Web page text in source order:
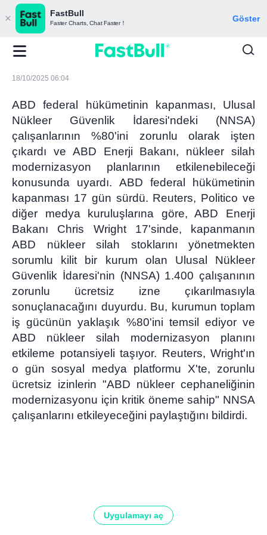
FastBull
Faster Charts, Chat Faster！ Göster
18/10/2025 06:04
ABD federal hükümetinin kapanması, Ulusal
Nükleer Güvenlik İdaresi'ndeki (NNSA)
çalışanlarının %80'ini zorunlu olarak işten
çıkardı ve ABD Enerji Bakanı, nükleer silah
modernizasyon planlarının etkilenebileceği
konusunda uyardı. ABD federal hükümetinin
kapanması 17 gün sürdü. Reuters, Politico ve
diğer medya kuruluşlarına göre, ABD Enerji
Bakanı Chris Wright 17'sinde, kapanmanın
ABD nükleer silah stoklarını yönetmekten
sorumlu kilit bir kurum olan Ulusal Nükleer
Güvenlik İdaresi'nin (NNSA) 1.400 çalışanının
zorunlu ücretsiz izne çıkarılmasıyla
sonuçlanacağını duyurdu. Bu, kurumun toplam
iş gücünün yaklaşık %80'ini temsil ediyor ve
ABD nükleer silah modernizasyon planını
etkileme potansiyeli taşıyor. Reuters, Wright'ın
o gün sosyal medya platformu X'te, zorunlu
ücretsiz izinlerin "ABD nükleer cephaneliğinin
modernizasyonu için kritik öneme sahip" NNSA
çalışanlarını etkileyeceğini paylaştığını bildirdi.
Uygulamayı aç